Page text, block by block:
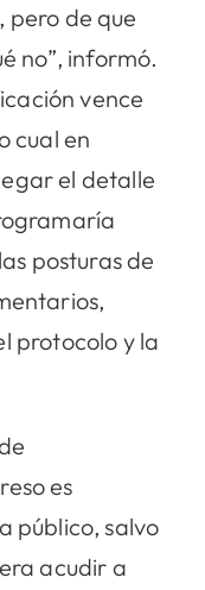
de que
no”, informó.
vence
cual en
el detalle
posturas de
protocolo y la
es
público, salvo
acudir a